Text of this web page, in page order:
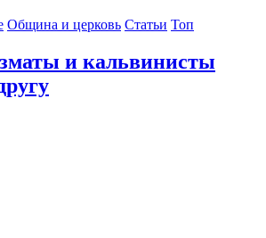
Община и церковь Статьи Топ
и кальвинисты